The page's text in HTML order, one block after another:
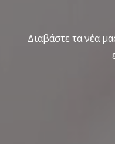
Διαβάστε τα νέα